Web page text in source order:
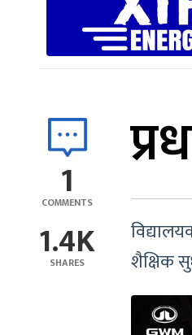
1
COMMENTS
1.4K
SHARES
शैक्षिक